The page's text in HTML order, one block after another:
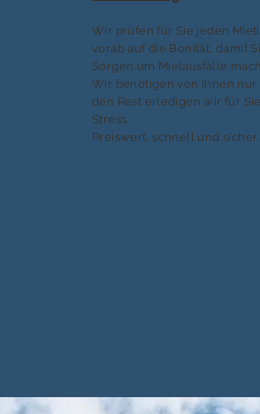
Wir prüfen für Sie jeden
vorab auf die Bonität, damit
Sorgen um Mietausfälle
Wir benötigen von Ihnen nur
den Rest erledigen wir für
Stress.
Preiswert, schnell und sicher.